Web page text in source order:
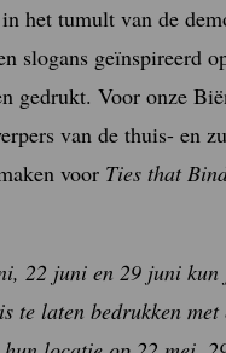
het tumult van de
slogans geïnspireerd
gedrukt. Voor onze
van de thuis- en
voor Ties that
22 juni en 29 juni
te laten bedrukken